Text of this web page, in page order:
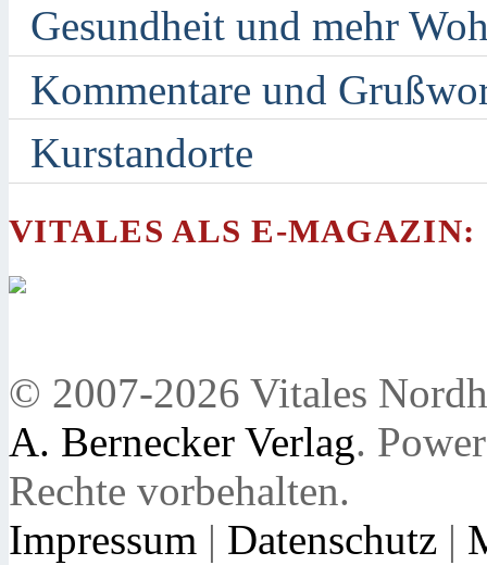
Gesundheit und mehr
Kommentare und
Kurstandorte
VITALES ALS E-MAGAZIN:
© 2007-2026 Vitales
A. Bernecker Verlag.
Rechte vorbehalten.
Impressum | Datenschutz |